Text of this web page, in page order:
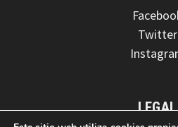
Twitter
LEGAL